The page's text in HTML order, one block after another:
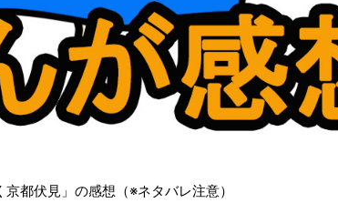
京都伏見」の感想（※ネタバレ注意）